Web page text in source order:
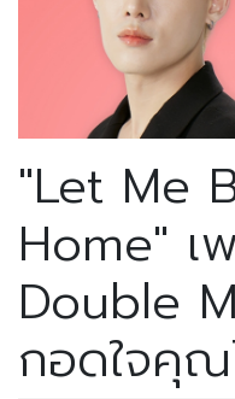
"Let Me
Home" เ
Double
กอดใจคุณ